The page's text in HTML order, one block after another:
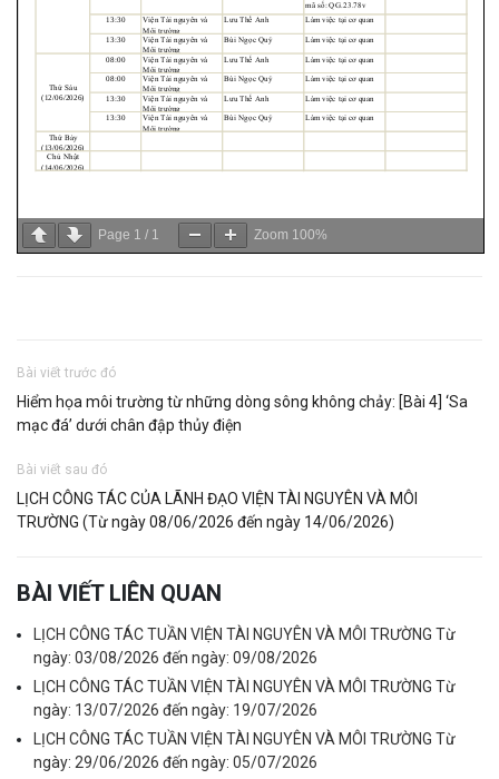
Page 1 / 1 Zoom 100%
Bài viết trước đó
Hiểm họa môi trường từ những dòng sông không chảy: [Bài 4] ‘Sa
mạc đá’ dưới chân đập thủy điện
Bài viết sau đó
LỊCH CÔNG TÁC CỦA LÃNH ĐẠO VIỆN TÀI NGUYÊN VÀ MÔI
TRƯỜNG (Từ ngày 08/06/2026 đến ngày 14/06/2026)
BÀI VIẾT LIÊN QUAN
LỊCH CÔNG TÁC TUẦN VIỆN TÀI NGUYÊN VÀ MÔI TRƯỜNG Từ
ngày: 03/08/2026 đến ngày: 09/08/2026
LỊCH CÔNG TÁC TUẦN VIỆN TÀI NGUYÊN VÀ MÔI TRƯỜNG Từ
ngày: 13/07/2026 đến ngày: 19/07/2026
LỊCH CÔNG TÁC TUẦN VIỆN TÀI NGUYÊN VÀ MÔI TRƯỜNG Từ
ngày: 29/06/2026 đến ngày: 05/07/2026